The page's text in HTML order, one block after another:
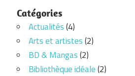
Catégories
Actualités(4)
Arts et artistes(2)
BD & Mangas(2)
Bibliothèque idéale(2)